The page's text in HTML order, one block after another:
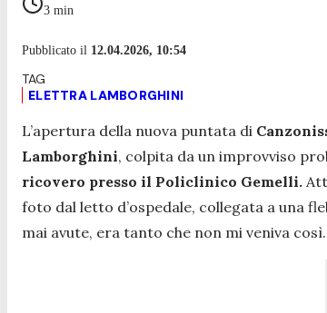
3 min
Pubblicato il 12.04.2026, 10:54
ELETTRA LAMBORGHINI
L’apertura della nuova puntata di
Lamborghini, colpita da un improvviso
ricovero presso il Policlinico Gemelli.
foto dal letto d’ospedale, collegata a una
mai avute, era tanto che non mi veniva